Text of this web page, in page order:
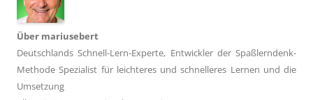
Über mariusebert
Deutschlands Schnell-Lern-Experte, Entwickler der Spaßlerndenk-
Methode Spezialist für leichteres und schnelleres Lernen und die
Umsetzung